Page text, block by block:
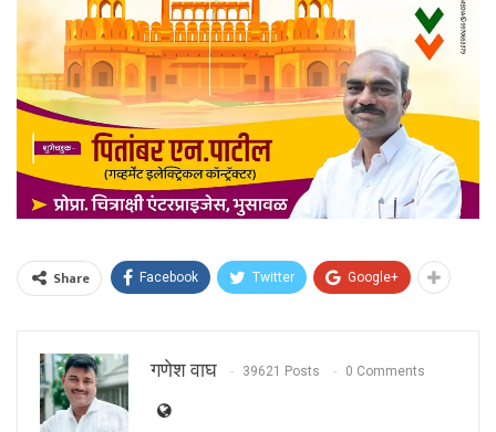
Share Facebook Twitter Google+
गणेश वाघ 39621 Posts 0 Comments